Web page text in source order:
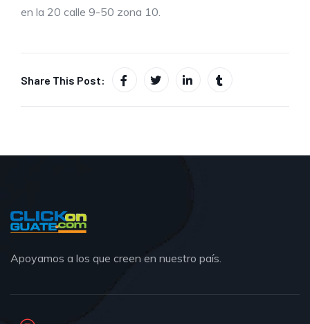
en la 20 calle 9-50 zona 10.
Share This Post:
Apoyamos a los que creen en nuestro país.